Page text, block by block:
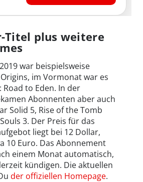
Titel plus weitere
war beispielsweise
im Vormonat war es
to Eden. In der
Abonnenten aber auch
Solid 5, Rise of the Tomb
3. Der Preis für das
liegt bei 12 Dollar,
10 Euro. Das Abonnement
einem Monat automatisch,
kündigen. Die aktuellen
der offiziellen Homepage.